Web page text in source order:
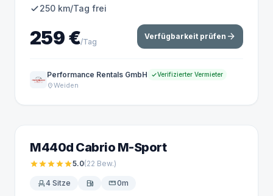
250 km/Tag frei
259 €/Tag
Verfügbarkeit prüfen arrow_forward
Performance Rentals GmbH Verifizierter Vermieter
location_onWeiden
M440d Cabrio M-Sport
starstarstarstarstar5.0(22 Bew.)
event_seat4 Sitze local_gas_station straighten0m